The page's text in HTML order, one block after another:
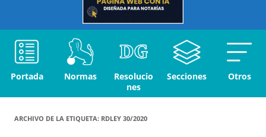
Portada Normas
Resolucio
nes
Secciones Otros
ARCHIVO DE LA ETIQUETA: RDLEY 30/2020